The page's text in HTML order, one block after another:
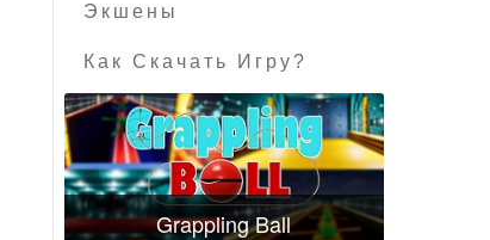
Экшены
Как Скачать Игру?
Grappling Ball